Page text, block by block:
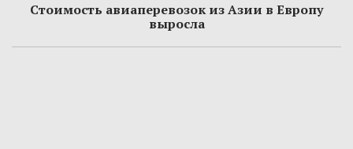
Стоимость авиаперевозок из Азии в Европу
выросла